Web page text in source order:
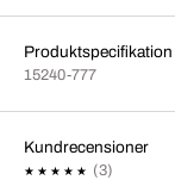
Produktspecifikation
15240-777
Kundrecensioner
(3)